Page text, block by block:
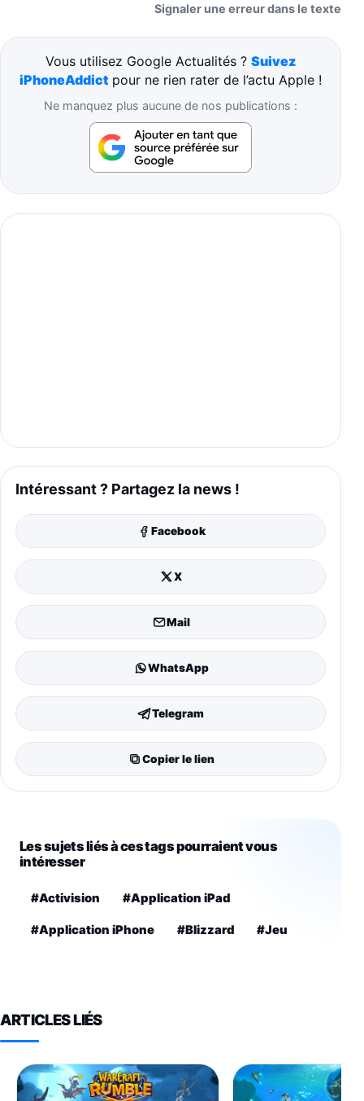
Signaler une erreur dans le texte
Vous utilisez Google Actualités ? Suivez
iPhoneAddict pour ne rien rater de l’actu Apple !
Ne manquez plus aucune de nos publications :
Intéressant ? Partagez la news !
Facebook
X
Mail
WhatsApp
Telegram
Copier le lien
Les sujets liés à ces tags pourraient vous
intéresser
#Activision #Application iPad
#Application iPhone #Blizzard #Jeu
ARTICLES LIÉS